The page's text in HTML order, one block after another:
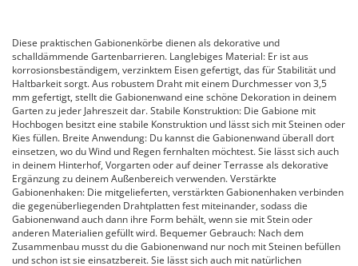
Diese praktischen Gabionenkörbe dienen als dekorative und
schalldämmende Gartenbarrieren. Langlebiges Material: Er ist aus
korrosionsbeständigem, verzinktem Eisen gefertigt, das für Stabilität und
Haltbarkeit sorgt. Aus robustem Draht mit einem Durchmesser von 3,5
mm gefertigt, stellt die Gabionenwand eine schöne Dekoration in deinem
Garten zu jeder Jahreszeit dar. Stabile Konstruktion: Die Gabione mit
Hochbogen besitzt eine stabile Konstruktion und lässt sich mit Steinen oder
Kies füllen. Breite Anwendung: Du kannst die Gabionenwand überall dort
einsetzen, wo du Wind und Regen fernhalten möchtest. Sie lässt sich auch
in deinem Hinterhof, Vorgarten oder auf deiner Terrasse als dekorative
Ergänzung zu deinem Außenbereich verwenden. Verstärkte
Gabionenhaken: Die mitgelieferten, verstärkten Gabionenhaken verbinden
die gegenüberliegenden Drahtplatten fest miteinander, sodass die
Gabionenwand auch dann ihre Form behält, wenn sie mit Stein oder
anderen Materialien gefüllt wird. Bequemer Gebrauch: Nach dem
Zusammenbau musst du die Gabionenwand nur noch mit Steinen befüllen
und schon ist sie einsatzbereit. Sie lässt sich auch mit natürlichen